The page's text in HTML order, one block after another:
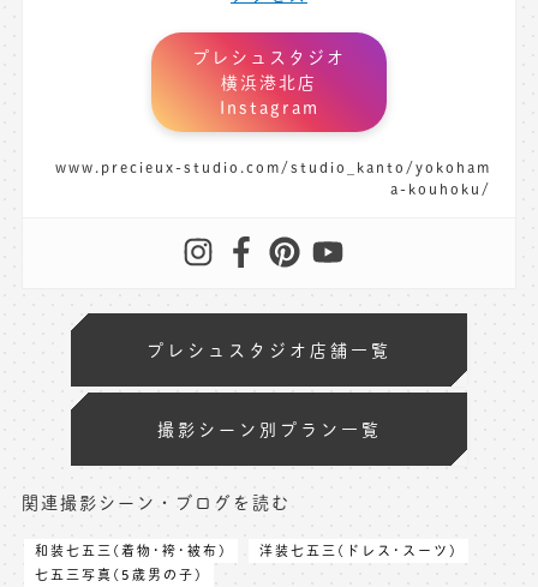
プレシュスタジオ
横浜港北店
Instagram
www.precieux-studio.com/studio_kanto/yokoham
a-kouhoku/
プレシュスタジオ店舗一覧
撮影シーン別プラン一覧
関連撮影シーン・ブログを読む
和装七五三(着物･袴･被布)
洋装七五三(ドレス･スーツ)
七五三写真(5歳男の子)